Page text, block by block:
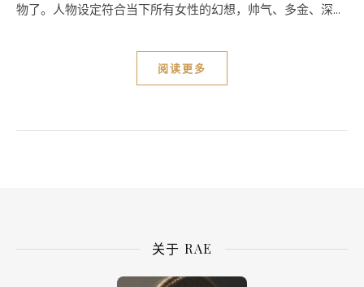
物了。人物设定符合当下所有女性的幻想，帅气、多金、深...
阅读更多
关于 RAE